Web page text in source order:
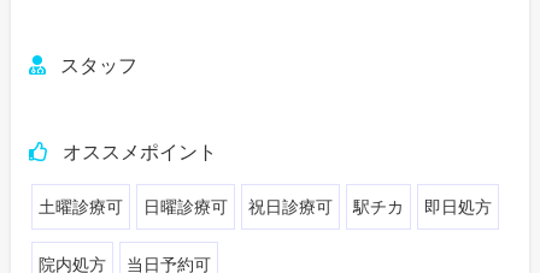
スタッフ
オススメポイント
土曜診療可 日曜診療可 祝日診療可 駅チカ 即日処方
院内処方 当日予約可